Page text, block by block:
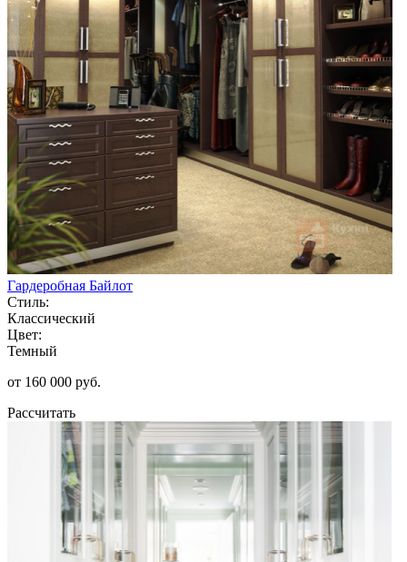
Гардеробная Байлот
Стиль:
Классический
Цвет:
Темный
от 160 000 руб.
Рассчитать